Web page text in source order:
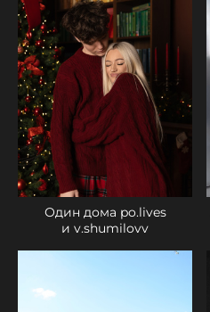
Один дома po.lives
и v.shumilovv